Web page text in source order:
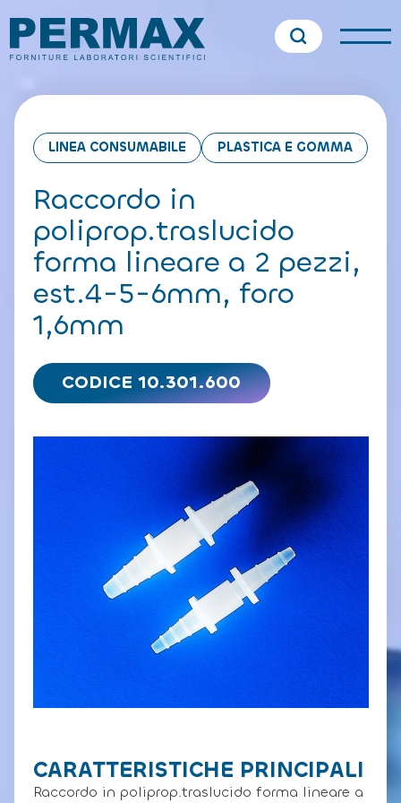
LINEA CONSUMABILE PLASTICA E GOMMA
Raccordo in
poliprop.traslucido
forma lineare a 2 pezzi,
est.4-5-6mm, foro
1,6mm
CODICE 10.301.600
CARATTERISTICHE PRINCIPALI
Raccordo in poliprop.traslucido forma lineare a